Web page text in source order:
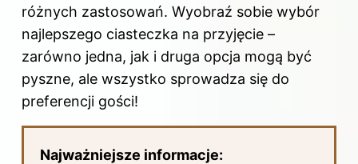
różnych zastosowań. Wyobraź sobie wybór
najlepszego ciasteczka na przyjęcie –
zarówno jedna, jak i druga opcja mogą być
pyszne, ale wszystko sprowadza się do
preferencji gości!
Najważniejsze informacje: